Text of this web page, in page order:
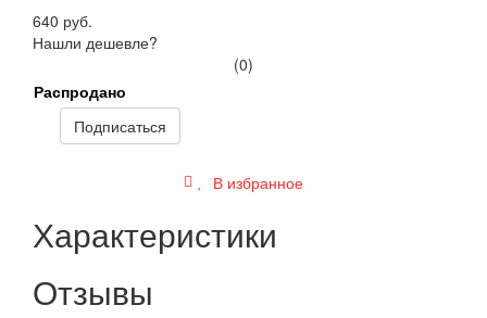
640 руб.
Нашли дешевле?
(0)
Распродано
Подписаться
В избранное
Характеристики
Отзывы